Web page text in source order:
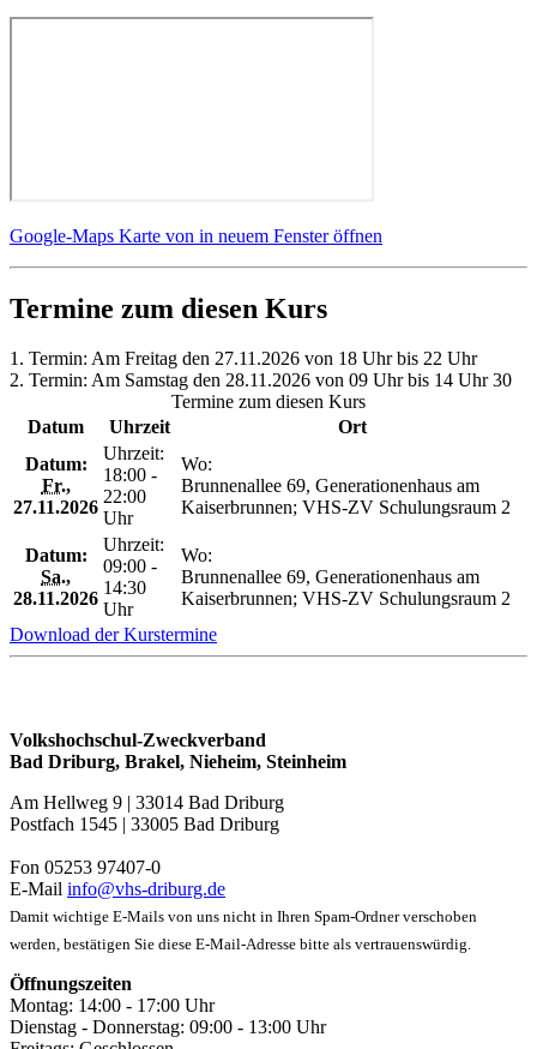
Google-Maps Karte von in neuem Fenster öffnen
Termine zum diesen Kurs
1. Termin: Am Freitag den 27.11.2026 von 18 Uhr bis 22 Uhr
2. Termin: Am Samstag den 28.11.2026 von 09 Uhr bis 14 Uhr 30
Termine zum diesen Kurs
Datum
Uhrzeit
Ort
Datum:
Fr.,
27.11.2026
Uhrzeit:
18:00 -
22:00
Uhr
Wo:
Brunnenallee 69, Generationenhaus am
Kaiserbrunnen; VHS-ZV Schulungsraum 2
Datum:
Sa.,
28.11.2026
Uhrzeit:
09:00 -
14:30
Uhr
Wo:
Brunnenallee 69, Generationenhaus am
Kaiserbrunnen; VHS-ZV Schulungsraum 2
Download der Kurstermine
Volkshochschul-Zweckverband
Bad Driburg, Brakel, Nieheim, Steinheim
Am Hellweg 9 | 33014 Bad Driburg
Postfach 1545 | 33005 Bad Driburg
Fon 05253 97407-0
E-Mail info@vhs-driburg.de
Damit wichtige E-Mails von uns nicht in Ihren Spam-Ordner verschoben
werden, bestätigen Sie diese E-Mail-Adresse bitte als vertrauenswürdig.
Öffnungszeiten
Montag: 14:00 - 17:00 Uhr
Dienstag - Donnerstag: 09:00 - 13:00 Uhr